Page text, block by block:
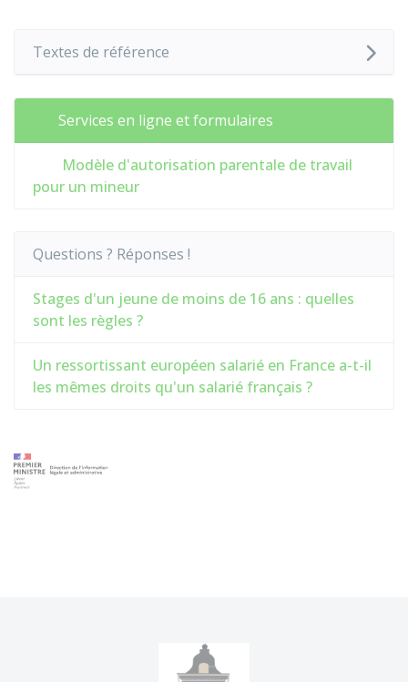
Textes de référence
Services en ligne et formulaires
Modèle d'autorisation parentale de travail
pour un mineur
Questions ? Réponses !
Stages d'un jeune de moins de 16 ans : quelles
sont les règles ?
Un ressortissant européen salarié en France a-t-il
les mêmes droits qu'un salarié français ?